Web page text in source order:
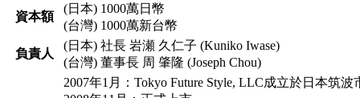
資本額
(日本) 1000萬日幣
(台灣) 1000萬新台幣
負責人
(日本) 社長 岩瀬 久仁子 (Kuniko Iwase)
(台灣) 董事長 周 肇隆 (Joseph Chou)
2007年1月：Tokyo Future Style, LLC成立於日本筑波